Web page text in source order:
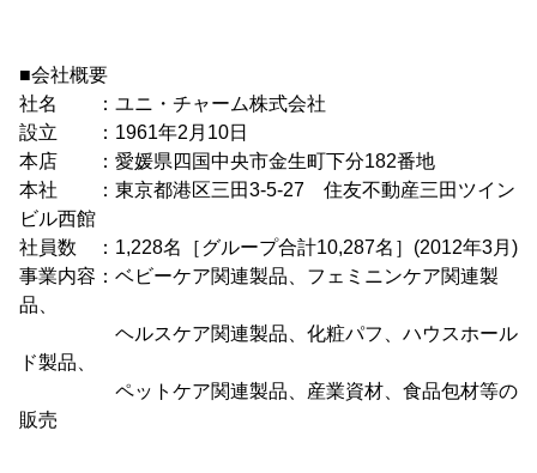
■会社概要
社名 ：ユニ・チャーム株式会社
設立 ：1961年2月10日
本店 ：愛媛県四国中央市金生町下分182番地
本社 ：東京都港区三田3-5-27 住友不動産三田ツイン
ビル西館
社員数 ：1,228名［グループ合計10,287名］(2012年3月)
事業内容：ベビーケア関連製品、フェミニンケア関連製
品、
ヘルスケア関連製品、化粧パフ、ハウスホール
ド製品、
ペットケア関連製品、産業資材、食品包材等の
販売